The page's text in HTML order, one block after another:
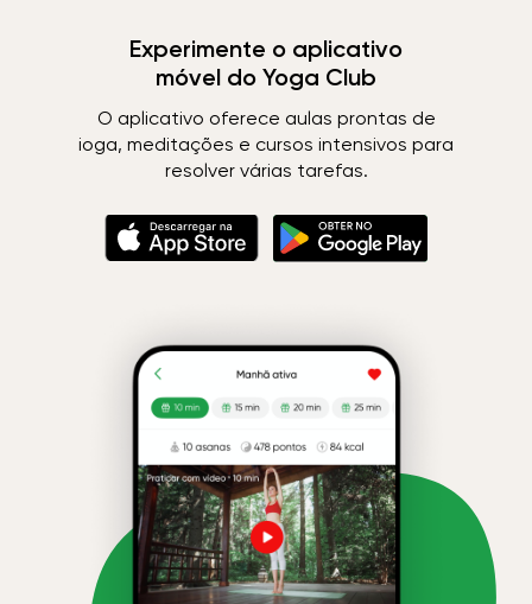
Experimente o aplicativo
móvel do Yoga Club
O aplicativo oferece aulas prontas de
ioga, meditações e cursos intensivos para
resolver várias tarefas.